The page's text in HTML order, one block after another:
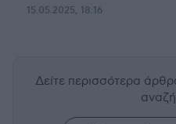
15.05.2025, 18:16
Δείτε περισσότερα